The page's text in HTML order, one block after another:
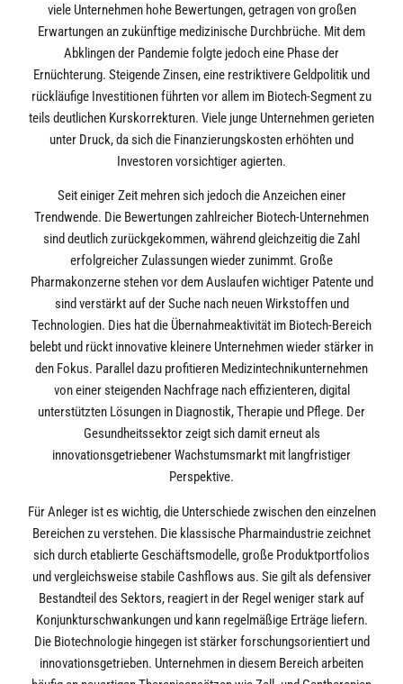
viele Unternehmen hohe Bewertungen, getragen von großen
Erwartungen an zukünftige medizinische Durchbrüche. Mit dem
Abklingen der Pandemie folgte jedoch eine Phase der
Ernüchterung. Steigende Zinsen, eine restriktivere Geldpolitik und
rückläufige Investitionen führten vor allem im Biotech-Segment zu
teils deutlichen Kurskorrekturen. Viele junge Unternehmen gerieten
unter Druck, da sich die Finanzierungskosten erhöhten und
Investoren vorsichtiger agierten.
Seit einiger Zeit mehren sich jedoch die Anzeichen einer
Trendwende. Die Bewertungen zahlreicher Biotech-Unternehmen
sind deutlich zurückgekommen, während gleichzeitig die Zahl
erfolgreicher Zulassungen wieder zunimmt. Große
Pharmakonzerne stehen vor dem Auslaufen wichtiger Patente und
sind verstärkt auf der Suche nach neuen Wirkstoffen und
Technologien. Dies hat die Übernahmeaktivität im Biotech-Bereich
belebt und rückt innovative kleinere Unternehmen wieder stärker in
den Fokus. Parallel dazu profitieren Medizintechnikunternehmen
von einer steigenden Nachfrage nach effizienteren, digital
unterstützten Lösungen in Diagnostik, Therapie und Pflege. Der
Gesundheitssektor zeigt sich damit erneut als
innovationsgetriebener Wachstumsmarkt mit langfristiger
Perspektive.
Für Anleger ist es wichtig, die Unterschiede zwischen den einzelnen
Bereichen zu verstehen. Die klassische Pharmaindustrie zeichnet
sich durch etablierte Geschäftsmodelle, große Produktportfolios
und vergleichsweise stabile Cashflows aus. Sie gilt als defensiver
Bestandteil des Sektors, reagiert in der Regel weniger stark auf
Konjunkturschwankungen und kann regelmäßige Erträge liefern.
Die Biotechnologie hingegen ist stärker forschungsorientiert und
innovationsgetrieben. Unternehmen in diesem Bereich arbeiten